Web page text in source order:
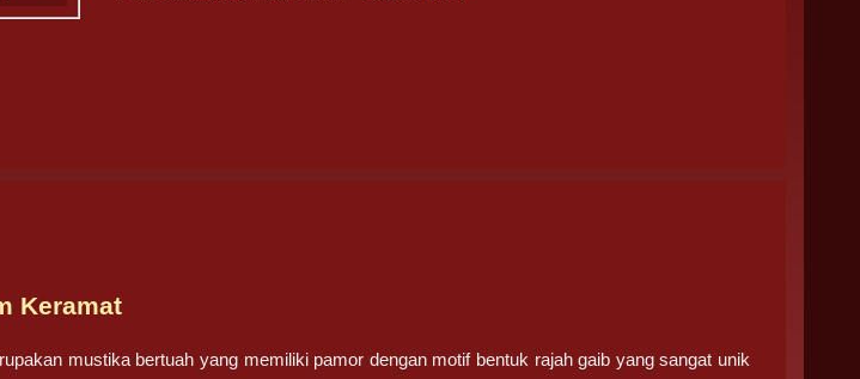
Keramat
mustika bertuah yang memiliki pamor dengan motif bentuk rajah gaib yang sangat unik